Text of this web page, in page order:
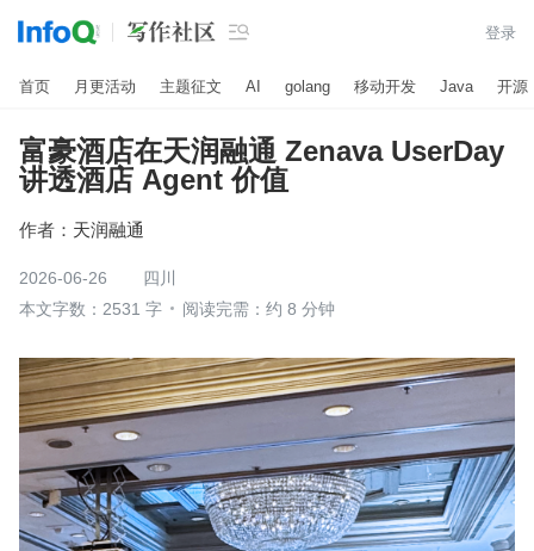
 登录
首页 月更活动 主题征文 AI golang 移动开发 Java 开源
富豪酒店在天润融通 Zenava UserDay
讲透酒店 Agent 价值
作者： 天润融通
2026-06-26
四川
本文字数：2531 字
阅读完需：约 8 分钟